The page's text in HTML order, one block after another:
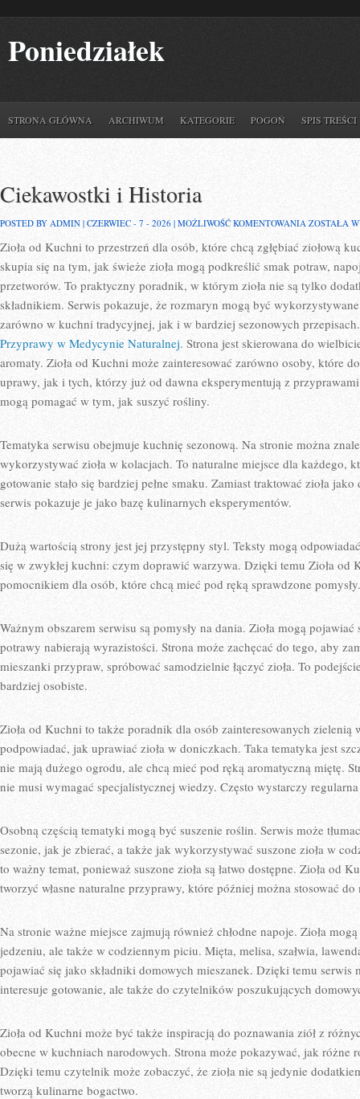
Poniedziałek
STRONA GŁÓWNA ARCHIWUM KATEGORIE POGOŃ SPIS TREŚCI
Ciekawostki i Historia
POSTED BY ADMIN | CZERWIEC - 7 - 2026 | MOŻLIWOŚĆ KOMENTOWANIA
HISTORIA
ZOSTAŁA
Zioła od Kuchni to przestrzeń dla osób, które chcą zgłębiać ziołową
skupia się na tym, jak świeże zioła mogą podkreślić smak potraw,
przetworów. To praktyczny poradnik, w którym zioła nie są tylko
składnikiem. Serwis pokazuje, że rozmaryn mogą być
zarówno w kuchni tradycyjnej, jak i w bardziej sezonowych
Przyprawy w Medycynie Naturalnej. Strona jest skierowana do
aromaty. Zioła od Kuchni może zainteresować zarówno osoby, które
uprawy, jak i tych, którzy już od dawna eksperymentują z
mogą pomagać w tym, jak suszyć rośliny.
Tematyka serwisu obejmuje kuchnię sezonową. Na stronie można
wykorzystywać zioła w kolacjach. To naturalne miejsce dla każdego,
gotowanie stało się bardziej pełne smaku. Zamiast traktować zioła
serwis pokazuje je jako bazę kulinarnych eksperymentów.
Dużą wartością strony jest jej przystępny styl. Teksty mogą
się w zwykłej kuchni: czym doprawić warzywa. Dzięki temu Zioła od
pomocnikiem dla osób, które chcą mieć pod ręką sprawdzone pomysły.
Ważnym obszarem serwisu są pomysły na dania. Zioła mogą
potrawy nabierają wyrazistości. Strona może zachęcać do tego, aby
mieszanki przypraw, spróbować samodzielnie łączyć zioła. To
bardziej osobiste.
Zioła od Kuchni to także poradnik dla osób zainteresowanych
podpowiadać, jak uprawiać zioła w doniczkach. Taka tematyka jest
nie mają dużego ogrodu, ale chcą mieć pod ręką aromatyczną miętę.
nie musi wymagać specjalistycznej wiedzy. Często wystarczy
Osobną częścią tematyki mogą być suszenie roślin. Serwis może
sezonie, jak je zbierać, a także jak wykorzystywać suszone zioła w
to ważny temat, ponieważ suszone zioła są łatwo dostępne. Zioła od
tworzyć własne naturalne przyprawy, które później można stosować do
Na stronie ważne miejsce zajmują również chłodne napoje. Zioła
jedzeniu, ale także w codziennym piciu. Mięta, melisa, szałwia,
pojawiać się jako składniki domowych mieszanek. Dzięki temu
interesuje gotowanie, ale także do czytelników poszukujących
Zioła od Kuchni może być także inspiracją do poznawania ziół z
obecne w kuchniach narodowych. Strona może pokazywać, jak różne
Dzięki temu czytelnik może zobaczyć, że zioła nie są jedynie
tworzą kulinarne bogactwo.